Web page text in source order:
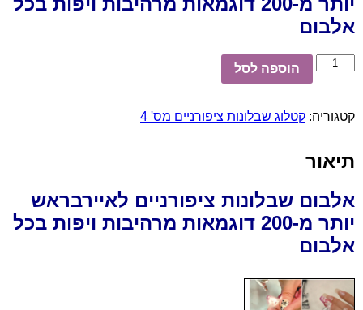
אלבום
כמות
של
ציפורניים
הוספה לסל
קטגוריה: קטלוג שבלונות ציפורניים מס' 4
תיאור
אלבום שבלונות ציפורניים לאיירבראש
יותר מ-200 דוגמאות מרהיבות ויפות בכל
אלבום